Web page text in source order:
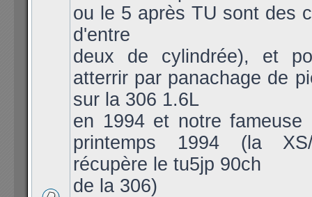
ou le 5 après TU sont des
d'entre
deux de cylindrée), et
atterrir par panachage de
sur la 306 1.6L
en 1994 et notre fameuse
printemps 1994 (la
récupère le tu5jp 90ch
de la 306)